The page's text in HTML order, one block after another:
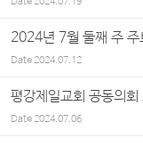
Date2024.07.19
2024년 7월 둘째 주 주
Date2024.07.12
평강제일교회 공동의
Date2024.07.06